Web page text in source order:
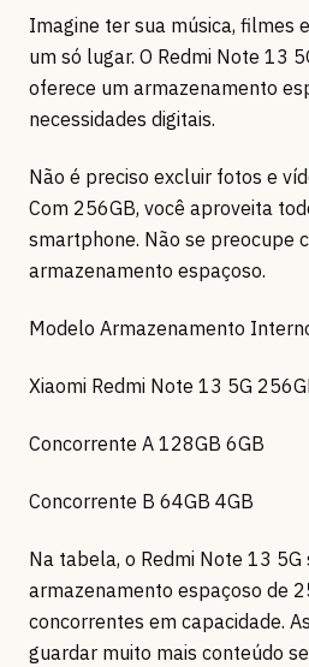
Imagine ter sua música, filmes
um só lugar. O Redmi Note 13
oferece um armazenamento
necessidades digitais.
Não é preciso excluir fotos e
Com 256GB, você aproveita
smartphone. Não se preocupe
armazenamento espaçoso.
Modelo Armazenamento
Xiaomi Redmi Note 13 5G
Concorrente A 128GB 6GB
Concorrente B 64GB 4GB
Na tabela, o Redmi Note 13 5G
armazenamento espaçoso de
concorrentes em capacidade.
guardar muito mais conteúdo